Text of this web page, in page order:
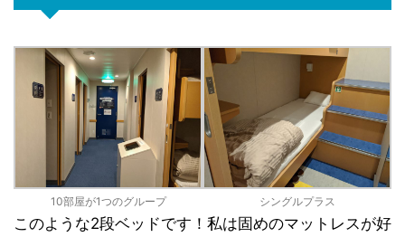
10部屋が1つのグループ シングルプラス
このような2段ベッドです！私は固めのマットレスが好